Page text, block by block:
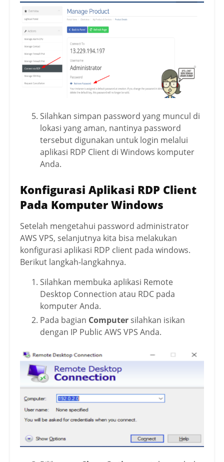
Silahkan simpan password yang muncul di
lokasi yang aman, nantinya password
tersebut digunakan untuk login melalui
aplikasi RDP Client di Windows komputer
Anda.
Konfigurasi Aplikasi RDP Client
Pada Komputer Windows
Setelah mengetahui password administrator
AWS VPS, selanjutnya kita bisa melakukan
konfigurasi aplikasi RDP client pada windows.
Berikut langkah-langkahnya.
Silahkan membuka aplikasi Remote
Desktop Connection atau RDC pada
komputer Anda.
Pada bagian Computer silahkan isikan
dengan IP Public AWS VPS Anda.